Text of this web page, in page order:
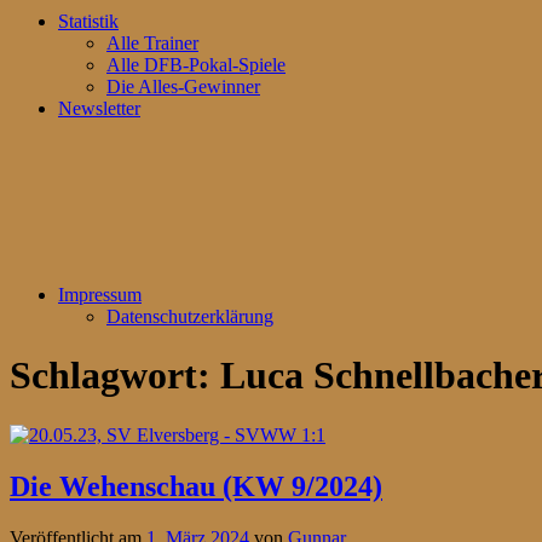
Statistik
Alle Trainer
Alle DFB-Pokal-Spiele
Die Alles-Gewinner
Newsletter
Impressum
Datenschutzerklärung
Schlagwort: Luca
Die Wehenschau (KW 9/2024)
Veröffentlicht am 1. März 2024 von Gunnar